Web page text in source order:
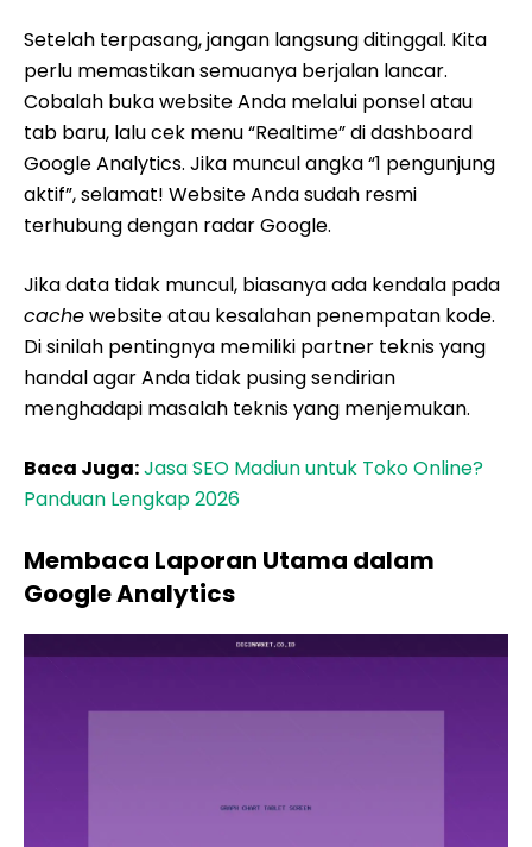
Setelah terpasang, jangan langsung ditinggal. Kita
perlu memastikan semuanya berjalan lancar.
Cobalah buka website Anda melalui ponsel atau
tab baru, lalu cek menu “Realtime” di dashboard
Google Analytics. Jika muncul angka “1 pengunjung
aktif”, selamat! Website Anda sudah resmi
terhubung dengan radar Google.
Jika data tidak muncul, biasanya ada kendala pada
cachewebsite atau kesalahan penempatan kode.
Di sinilah pentingnya memiliki partner teknis yang
handal agar Anda tidak pusing sendirian
menghadapi masalah teknis yang menjemukan.
Baca Juga:Jasa SEO Madiun untuk Toko Online?
Panduan Lengkap 2026
Membaca Laporan Utama dalam
Google Analytics